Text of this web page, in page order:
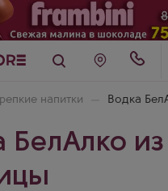
напитки Водка
БелАлко из